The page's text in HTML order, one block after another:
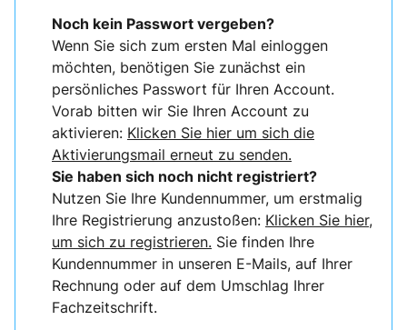
Noch kein Passwort vergeben?
Wenn Sie sich zum ersten Mal einloggen
möchten, benötigen Sie zunächst ein
persönliches Passwort für Ihren Account.
Vorab bitten wir Sie Ihren Account zu
aktivieren: Klicken Sie hier um sich die
Aktivierungsmail erneut zu senden.
Sie haben sich noch nicht registriert?
Nutzen Sie Ihre Kundennummer, um erstmalig
Ihre Registrierung anzustoßen: Klicken Sie hier,
um sich zu registrieren. Sie finden Ihre
Kundennummer in unseren E-Mails, auf Ihrer
Rechnung oder auf dem Umschlag Ihrer
Fachzeitschrift.